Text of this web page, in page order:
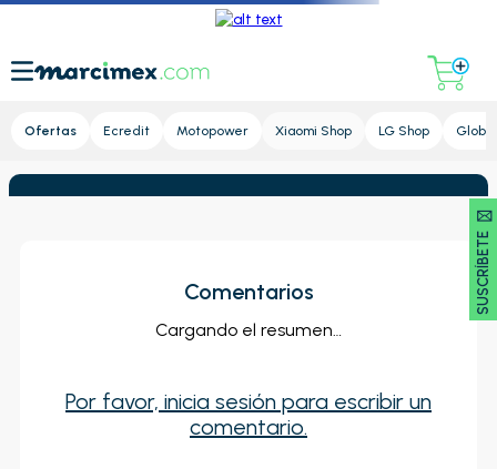
Ofertas Ecredit Motopower Xiaomi Shop LG Shop Global
SUSCRÍBETE 🖂
Comentarios
Cargando el resumen…
Por favor, inicia sesión para escribir un
comentario.